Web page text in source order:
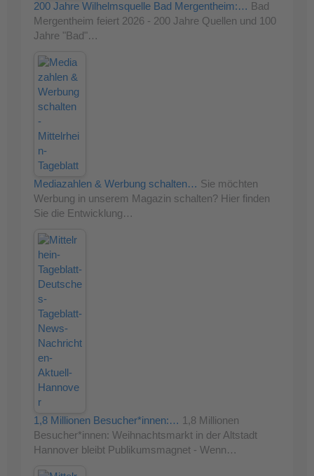
200 Jahre Wilhelmsquelle Bad Mergentheim:… Bad
Mergentheim feiert 2026 - 200 Jahre Quellen und 100
Jahre "Bad"…
Mediazahlen & Werbung schalten… Sie möchten
Werbung in unserem Magazin schalten? Hier finden
Sie die Entwicklung…
1,8 Millionen Besucher*innen:… 1,8 Millionen
Besucher*innen: Weihnachtsmarkt in der Altstadt
Hannover bleibt Publikumsmagnet - Wenn…